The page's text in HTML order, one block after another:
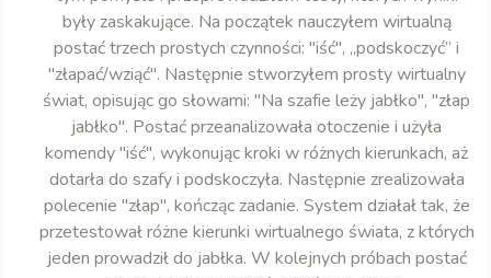
były zaskakujące. Na początek nauczyłem wirtualną
postać trzech prostych czynności: "iść", „podskoczyć” i
"złapać/wziąć". Następnie stworzyłem prosty wirtualny
świat, opisując go słowami: "Na szafie leży jabłko", "złap
jabłko". Postać przeanalizowała otoczenie i użyła
komendy "iść", wykonując kroki w różnych kierunkach, aż
dotarła do szafy i podskoczyła. Następnie zrealizowała
polecenie "złap", kończąc zadanie. System działał tak, że
przetestował różne kierunki wirtualnego świata, z których
jeden prowadził do jabłka. W kolejnych próbach postać